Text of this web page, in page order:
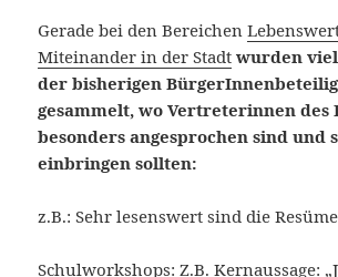
Gerade bei den Bereichen
Miteinander in der Stadt wurden
der bisherigen
gesammelt, wo Vertreterinnen des
besonders angesprochen sind und
einbringen sollten:
z.B.: Sehr lesenswert sind die
Schulworkshops: Z.B. Kernaussage: